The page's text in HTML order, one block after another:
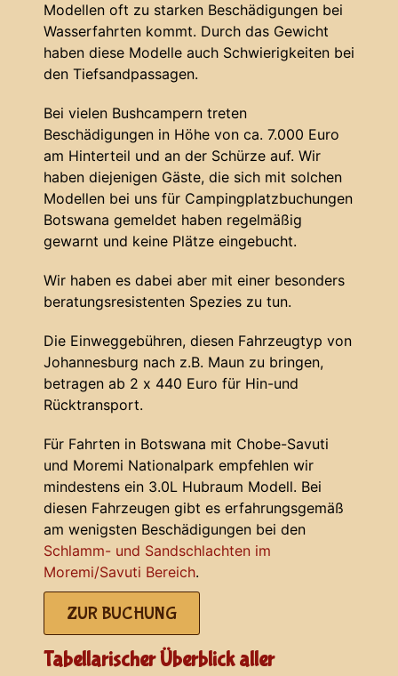
Modellen oft zu starken Beschädigungen bei
Wasserfahrten kommt. Durch das Gewicht
haben diese Modelle auch Schwierigkeiten bei
den Tiefsandpassagen.
Bei vielen Bushcampern treten
Beschädigungen in Höhe von ca. 7.000 Euro
am Hinterteil und an der Schürze auf. Wir
haben diejenigen Gäste, die sich mit solchen
Modellen bei uns für Campingplatzbuchungen
Botswana gemeldet haben regelmäßig
gewarnt und keine Plätze eingebucht.
Wir haben es dabei aber mit einer besonders
beratungsresistenten Spezies zu tun.
Die Einweggebühren, diesen Fahrzeugtyp von
Johannesburg nach z.B. Maun zu bringen,
betragen ab 2 x 440 Euro für Hin-und
Rücktransport.
Für Fahrten in Botswana mit Chobe-Savuti
und Moremi Nationalpark empfehlen wir
mindestens ein 3.0L Hubraum Modell. Bei
diesen Fahrzeugen gibt es erfahrungsgemäß
am wenigsten Beschädigungen bei den
Schlamm- und Sandschlachten im
Moremi/Savuti Bereich.
ZUR BUCHUNG
Tabellarischer Überblick aller